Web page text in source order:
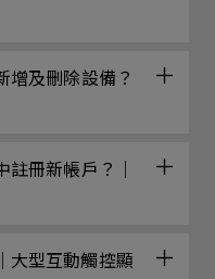
增及刪除設備？
冊新帳戶？｜
大型互動觸控顯